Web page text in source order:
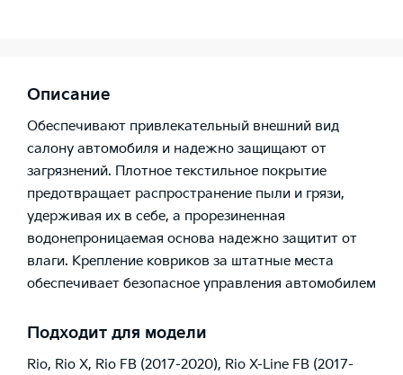
Описание
Обеспечивают привлекательный внешний вид
салону автомобиля и надежно защищают от
загрязнений. Плотное текстильное покрытие
предотвращает распространение пыли и грязи,
удерживая их в себе, а прорезиненная
водонепроницаемая основа надежно защитит от
влаги. Крепление ковриков за штатные места
обеспечивает безопасное управления автомобилем
Подходит для модели
Rio, Rio X, Rio FB (2017-2020), Rio X-Line FB (2017-